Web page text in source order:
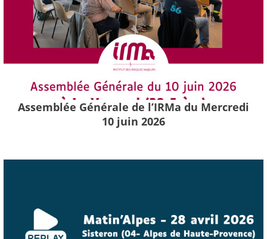
Assemblée Générale de l’IRMa du Mercredi
10 juin 2026